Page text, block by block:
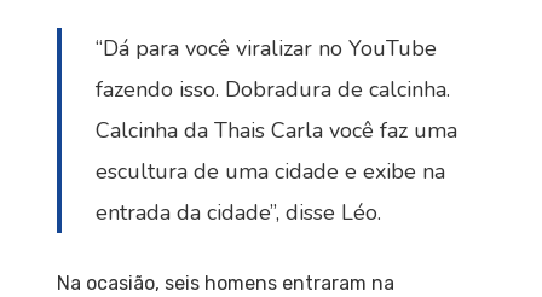
“Dá para você viralizar no YouTube
fazendo isso. Dobradura de calcinha.
Calcinha da Thais Carla você faz uma
escultura de uma cidade e exibe na
entrada da cidade”, disse Léo.
Na ocasião, seis homens entraram na